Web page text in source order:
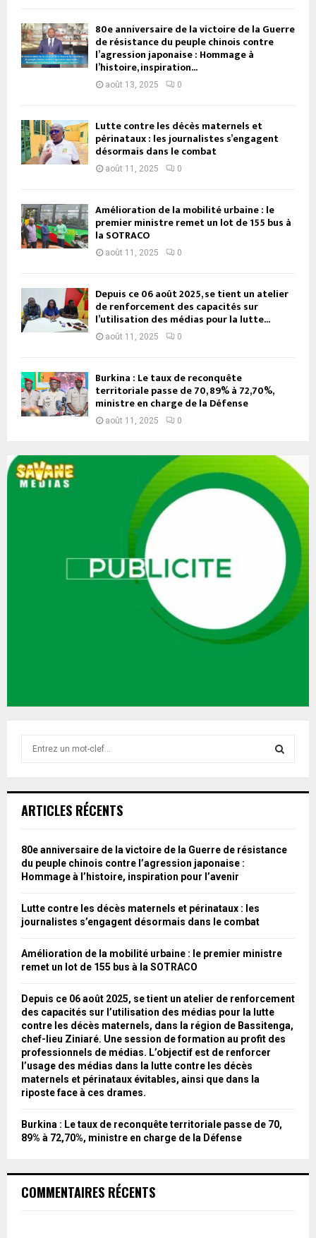
80e anniversaire de la victoire de la Guerre
de résistance du peuple chinois contre
l’agression japonaise : Hommage à
l’histoire, inspiration...
août 13, 2025 0
Lutte contre les décès maternels et
périnataux : les journalistes s’engagent
désormais dans le combat
août 11, 2025 0
Amélioration de la mobilité urbaine : le
premier ministre remet un lot de 155 bus à
la SOTRACO
août 11, 2025 0
Depuis ce 06 août 2025, se tient un atelier
de renforcement des capacités sur
l’utilisation des médias pour la lutte...
août 11, 2025 0
Burkina : Le taux de reconquête
territoriale passe de 70, 89% à 72,70%,
ministre en charge de la Défense
août 11, 2025 0
h
o
r
:
ARTICLES RÉCENTS
80e anniversaire de la victoire de la Guerre de résistance
du peuple chinois contre l’agression japonaise :
Hommage à l’histoire, inspiration pour l’avenir
Lutte contre les décès maternels et périnataux : les
journalistes s’engagent désormais dans le combat
Amélioration de la mobilité urbaine : le premier ministre
remet un lot de 155 bus à la SOTRACO
Depuis ce 06 août 2025, se tient un atelier de renforcement
des capacités sur l’utilisation des médias pour la lutte
contre les décès maternels, dans la région de Bassitenga,
chef-lieu Ziniaré. Une session de formation au profit des
professionnels de médias. L’objectif est de renforcer
l’usage des médias dans la lutte contre les décès
maternels et périnataux évitables, ainsi que dans la
riposte face à ces drames.
Burkina : Le taux de reconquête territoriale passe de 70,
89% à 72,70%, ministre en charge de la Défense
COMMENTAIRES RÉCENTS